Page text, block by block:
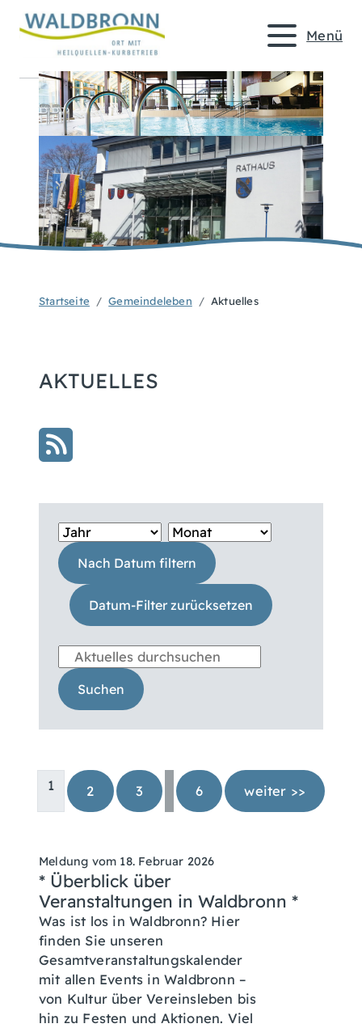
Menü
Startseite Gemeindeleben Aktuelles
AKTUELLES
Nach Datum filtern
Datum-Filter zurücksetzen
1 2 3 6 weiter >>
Meldung vom 18. Februar 2026
* Überblick über
Veranstaltungen in Waldbronn *
Was ist los in Waldbronn? Hier
finden Sie unseren
Gesamtveranstaltungskalender
mit allen Events in Waldbronn –
von Kultur über Vereinsleben bis
hin zu Festen und Aktionen. Viel